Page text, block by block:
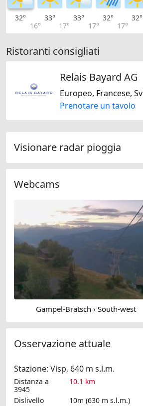
32°
16°
33°
17°
33°
17°
32°
17°
32°
Ristoranti consigliati
Relais Bayard AG
Prenotare un tavolo
Visionare radar pioggia
Webcams
Gampel-Bratsch › South-west
Osservazione attuale
Stazione: Visp, 640 m s.l.m.
Distanza a
3945
10.1 km
Dislivello
10m (630 m s.l.m.)